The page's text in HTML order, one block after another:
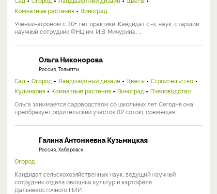
Комнатные растения
Виноград
Ученый-агроном с 30+ лет практики. Кандидат с.-х. наук, старший
научный сотрудник ФНЦ им. И.В. Мичурина, ...
Ольга Никонорова
Россия, Тольятти
Сад Огород Ландшафтный дизайн Цветы
Строительство
Кулинария
Комнатные растения Виноград
Пчеловодство
Ольга занимается садоводством со школьных лет. Сегодня она
преобразует родительский участок (12 соток), совмещая ...
Галина Антониевна Кузьмицкая
Россия, Хабаровск
Огород
Кандидат сельскохозяйственных наук, ведущий научный
сотрудник отдела овощных культур и картофеля
Дальневосточного НИИ ...